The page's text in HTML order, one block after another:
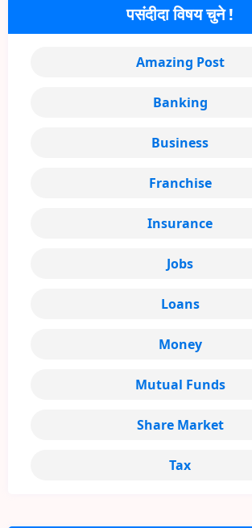
पसंदीदा विषय चुने !
Amazing Post
Banking
Business
Franchise
Insurance
Jobs
Loans
Money
Mutual Funds
Share Market
Tax